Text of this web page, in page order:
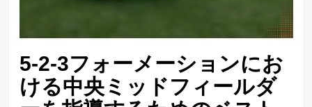
5-2-3フォーメーションにお
ける中央ミッドフィールダ